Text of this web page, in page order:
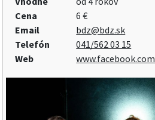
Cena
6 €
Email
bdz@bdz.sk
Telefón
041/562 03 15
Web
www.facebook.com